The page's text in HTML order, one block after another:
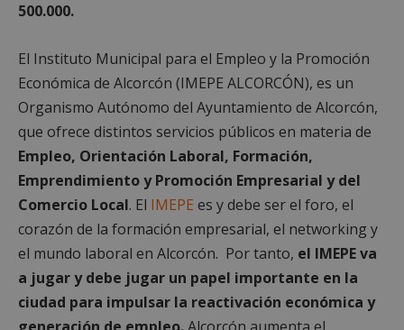
500.000.
El Instituto Municipal para el Empleo y la Promoción
Económica de Alcorcón (IMEPE ALCORCÓN), es un
Organismo Autónomo del Ayuntamiento de Alcorcón,
que ofrece distintos servicios públicos en materia de
Empleo, Orientación Laboral, Formación,
Emprendimiento y Promoción Empresarial y del
Comercio Local. El IMEPE es y debe ser el foro, el
corazón de la formación empresarial, el networking y
el mundo laboral en Alcorcón. Por tanto, el IMEPE va
a jugar y debe jugar un papel importante en la
ciudad para impulsar la reactivación económica y